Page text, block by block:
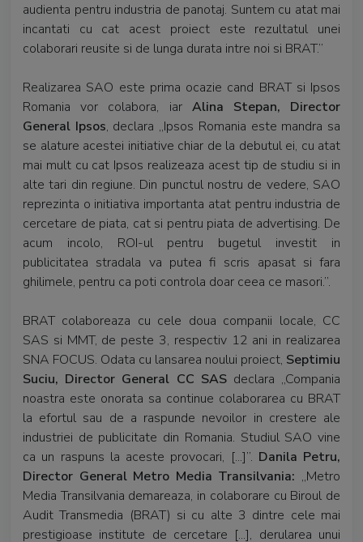
audienta pentru industria de panotaj. Suntem cu atat mai
incantati cu cat acest proiect este rezultatul unei
colaborari reusite si de lunga durata intre noi si BRAT.”
Realizarea SAO este prima ocazie cand BRAT si Ipsos
Romania vor colabora, iarAlina Stepan, Director
General Ipsos, declara „Ipsos Romania este mandra sa
se alature acestei initiative chiar de la debutul ei, cu atat
mai mult cu cat Ipsos realizeaza acest tip de studiu si in
alte tari din regiune. Din punctul nostru de vedere, SAO
reprezinta o initiativa importanta atat pentru industria de
cercetare de piata, cat si pentru piata de advertising. De
acum incolo, ROI-ul pentru bugetul investit in
publicitatea stradala va putea fi scris apasat si fara
ghilimele, pentru ca poti controla doar ceea ce masori.”.
BRAT colaboreaza cu cele doua companii locale, CC
SAS si MMT, de peste 3, respectiv 12 ani in realizarea
SNA FOCUS. Odata cu lansarea noului proiect, Septimiu
Suciu, Director General CC SAS declara „Compania
noastra este onorata sa continue colaborarea cu BRAT
la efortul sau de a raspunde nevoilor in crestere ale
industriei de publicitate din Romania. Studiul SAO vine
ca un raspuns la aceste provocari, [...]”. Danila Petru,
Director General Metro Media Transilvania: „Metro
Media Transilvania demareaza, in colaborare cu Biroul de
Audit Transmedia (BRAT) si cu alte 3 dintre cele mai
prestigioase institute de cercetare [...], derularea unui